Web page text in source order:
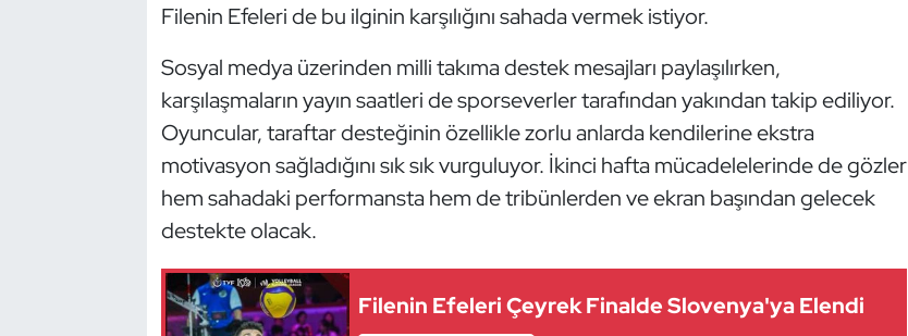
Filenin Efeleri de bu ilginin karşılığını sahada vermek istiyor.
Sosyal medya üzerinden milli takıma destek mesajları paylaşılırken,
karşılaşmaların yayın saatleri de sporseverler tarafından yakından takip ediliyor.
Oyuncular, taraftar desteğinin özellikle zorlu anlarda kendilerine ekstra
motivasyon sağladığını sık sık vurguluyor. İkinci hafta mücadelelerinde de gözler
hem sahadaki performansta hem de tribünlerden ve ekran başından gelecek
destekte olacak.
Filenin Efeleri Çeyrek Finalde Slovenya'ya Elendi
Oryantiring
Özel Sporcular